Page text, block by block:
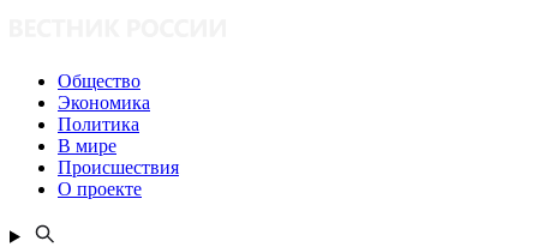
Общество
Экономика
Политика
В мире
Происшествия
О проекте